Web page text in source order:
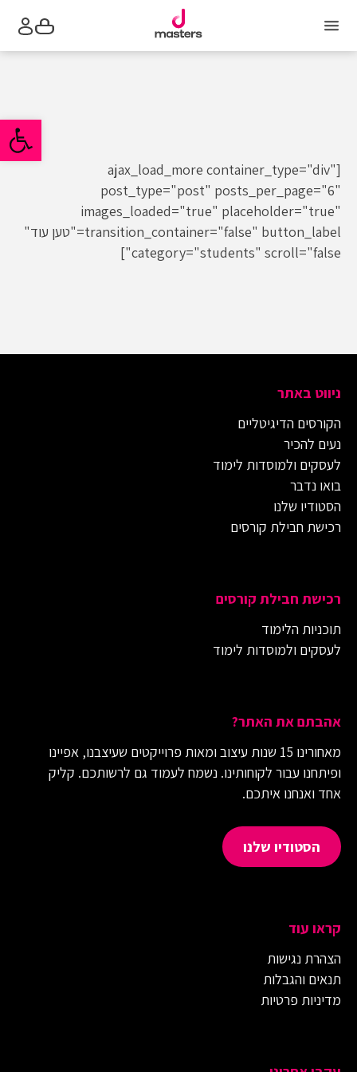
פתח
הקניות
[ajax_load_more container_type="div"
post_type="post" posts_per_page="6"
images_loaded="true" placeholder="true"
transition_container="false" button_label="טען עוד"
category="students" scroll="false"]
ניווט באתר
הקורסים הדיגיטליים
נעים להכיר
לעסקים ולמוסדות לימוד
בואו נדבר
הסטודיו שלנו
רכישת חבילת קורסים
רכישת חבילת קורסים
תוכניות הלימוד
לעסקים ולמוסדות לימוד
אהבתם את האתר?
מאחורינו 15 שנות עיצוב ומאות פרוייקטים שעיצבנו, אפיינו
ופיתחנו עבור לקוחותינו. נשמח לעמוד גם לרשותכם. קליק
אחד ואנחנו איתכם.
הסטודיו שלנו
קראו עוד
הצהרת נגישות
תנאים והגבלות
מדיניות פרטיות